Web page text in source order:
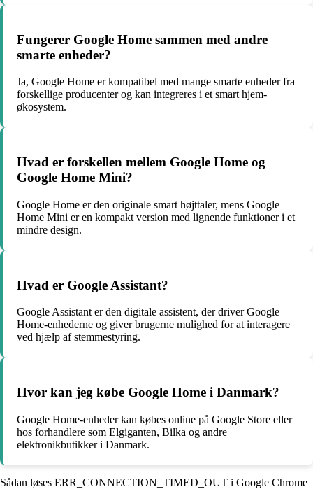
Fungerer Google Home sammen med andre
smarte enheder?
Ja, Google Home er kompatibel med mange smarte enheder fra
forskellige producenter og kan integreres i et smart hjem-
økosystem.
Hvad er forskellen mellem Google Home og
Google Home Mini?
Google Home er den originale smart højttaler, mens Google
Home Mini er en kompakt version med lignende funktioner i et
mindre design.
Hvad er Google Assistant?
Google Assistant er den digitale assistent, der driver Google
Home-enhederne og giver brugerne mulighed for at interagere
ved hjælp af stemmestyring.
Hvor kan jeg købe Google Home i Danmark?
Google Home-enheder kan købes online på Google Store eller
hos forhandlere som Elgiganten, Bilka og andre
elektronikbutikker i Danmark.
Sådan løses ERR_CONNECTION_TIMED_OUT i Google Chrome